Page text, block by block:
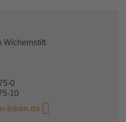
Wichernstift
0
10
leben.de